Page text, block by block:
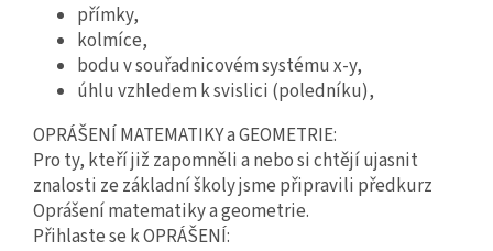
přímky,
kolmíce,
bodu v souřadnicovém systému x-y,
úhlu vzhledem k svislici (poledníku),
OPRÁŠENÍ MATEMATIKY a GEOMETRIE:
Pro ty, kteří již zapomněli a nebo si chtějí ujasnit
znalosti ze základní školy jsme připravili předkurz
Oprášení matematiky a geometrie.
Přihlaste se k OPRÁŠENÍ: